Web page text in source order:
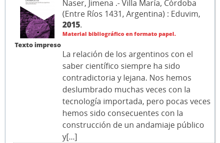
Texto impreso
Naser, Jimena .- Villa María, Córdoba
(Entre Ríos 1431, Argentina) : Eduvim,
2015.
Material bibliográfico en formato papel.
La relación de los argentinos con el
saber científico siempre ha sido
contradictoria y lejana. Nos hemos
deslumbrado muchas veces con la
tecnología importada, pero pocas veces
hemos sido consecuentes con la
construcción de un andamiaje público
y[...]